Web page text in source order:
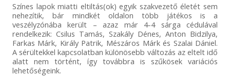
Színes lapok miatti eltiltás(ok) egyik szakvezető életét sem
nehezítik, bár mindkét oldalon több játékos is a
veszélyzónába került – azaz már 4-4 sárga cédulával
rendelkezik: Csilus Tamás, Szakály Dénes, Anton Bidzilya,
Farkas Márk, Király Patrik, Mészáros Márk és Szalai Dániel.
A sérültekkel kapcsolatban különösebb változás az eltelt idő
alatt nem történt, így továbbra is szűkösek variációs
lehetőségeink.